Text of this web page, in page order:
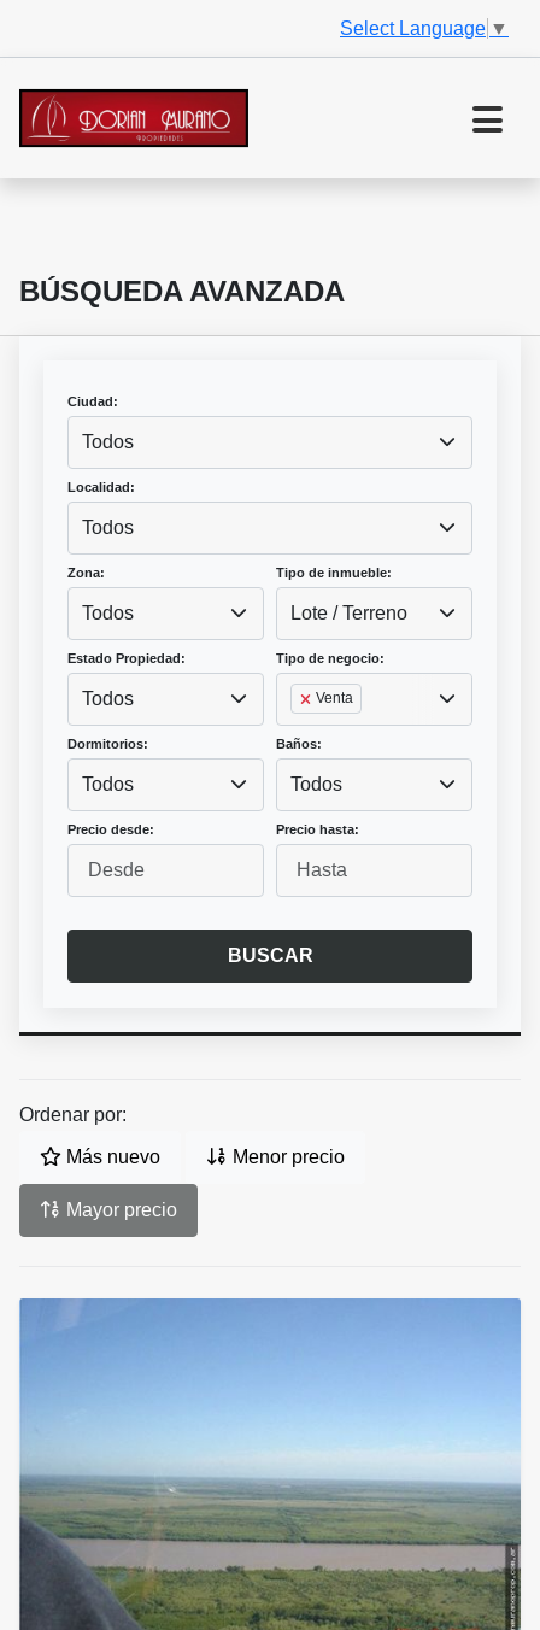
Select Language ▼
BÚSQUEDA AVANZADA
Ciudad:
Todos
Localidad:
Todos
Zona:
Todos
Tipo de inmueble:
Lote / Terreno
Estado Propiedad:
Todos
Tipo de negocio:
Venta
Dormitorios:
Todos
Baños:
Todos
Precio desde: Precio hasta:
BUSCAR
Ordenar por:
Más nuevo Menor precio
Mayor precio